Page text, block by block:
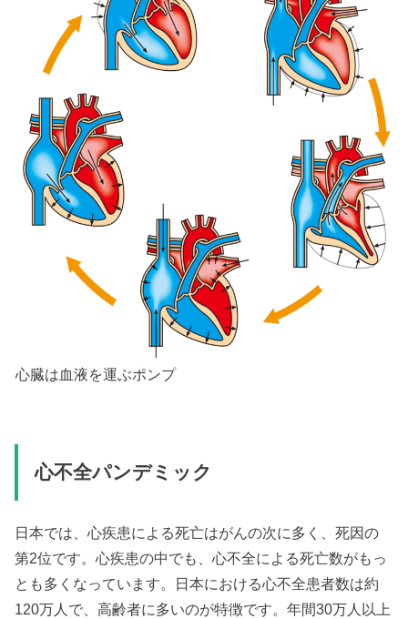
心臓は血液を運ぶポンプ
心不全パンデミック
日本では、心疾患による死亡はがんの次に多く、死因の
第2位です。心疾患の中でも、心不全による死亡数がもっ
とも多くなっています。日本における心不全患者数は約
120万人で、高齢者に多いのが特徴です。年間30万人以上